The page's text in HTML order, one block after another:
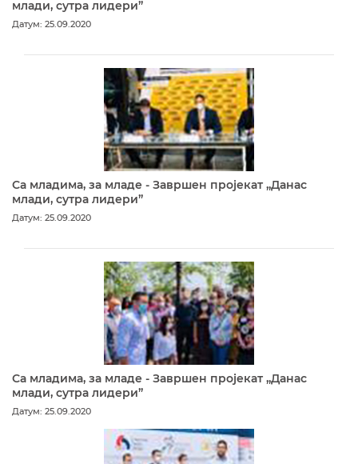
млади, сутра лидери”
Датум: 25.09.2020
Са младима, за младе - Завршен пројекат „Данас
млади, сутра лидери”
Датум: 25.09.2020
Са младима, за младе - Завршен пројекат „Данас
млади, сутра лидери”
Датум: 25.09.2020